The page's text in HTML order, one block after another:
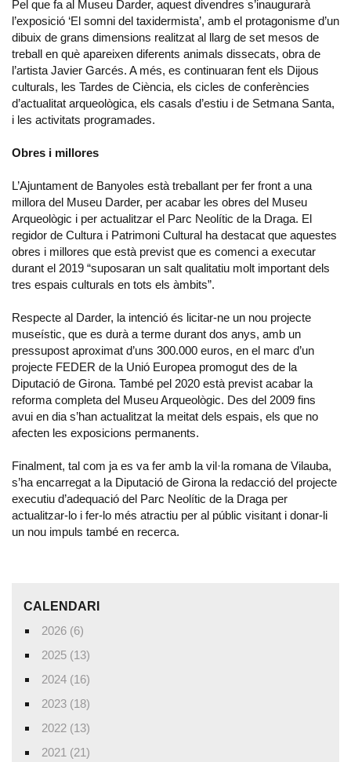
Pel que fa al Museu Darder, aquest divendres s’inaugurarà
l’exposició ‘El somni del taxidermista’, amb el protagonisme d’un
dibuix de grans dimensions realitzat al llarg de set mesos de
treball en què apareixen diferents animals dissecats, obra de
l’artista Javier Garcés. A més, es continuaran fent els Dijous
culturals, les Tardes de Ciència, els cicles de conferències
d’actualitat arqueològica, els casals d’estiu i de Setmana Santa,
i les activitats programades.
Obres i millores
L’Ajuntament de Banyoles està treballant per fer front a una
millora del Museu Darder, per acabar les obres del Museu
Arqueològic i per actualitzar el Parc Neolític de la Draga. El
regidor de Cultura i Patrimoni Cultural ha destacat que aquestes
obres i millores que està previst que es comenci a executar
durant el 2019 “suposaran un salt qualitatiu molt important dels
tres espais culturals en tots els àmbits”.
Respecte al Darder, la intenció és licitar-ne un nou projecte
museístic, que es durà a terme durant dos anys, amb un
pressupost aproximat d’uns 300.000 euros, en el marc d’un
projecte FEDER de la Unió Europea promogut des de la
Diputació de Girona. També pel 2020 està previst acabar la
reforma completa del Museu Arqueològic. Des del 2009 fins
avui en dia s’han actualitzat la meitat dels espais, els que no
afecten les exposicions permanents.
Finalment, tal com ja es va fer amb la vil·la romana de Vilauba,
s’ha encarregat a la Diputació de Girona la redacció del projecte
executiu d’adequació del Parc Neolític de la Draga per
actualitzar-lo i fer-lo més atractiu per al públic visitant i donar-li
un nou impuls també en recerca.
CALENDARI
2026 (6)
2025 (13)
2024 (16)
2023 (18)
2022 (13)
2021 (21)